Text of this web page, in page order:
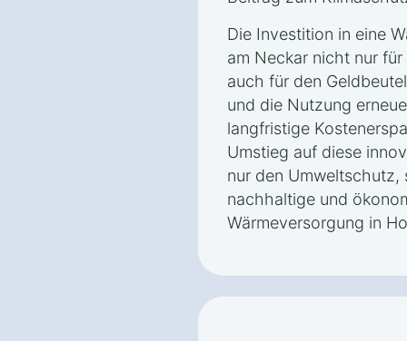
Die Investition in eine
am Neckar nicht nur
auch für den
und die Nutzung
langfristige
Umstieg auf diese
nur den
nachhaltige und
Wärmeversorgung in